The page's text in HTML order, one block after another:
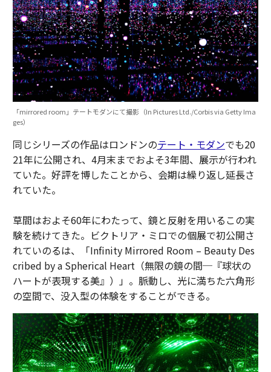
「mirrored room」テートモダンにて撮影（In Pictures Ltd./Corbis via Getty Ima
ges）
同じシリーズの作品はロンドンのテート・モダンでも20
21年に公開され、4月末までおよそ3年間、展示が行われ
ていた。好評を博したことから、会期は繰り返し延長さ
れていた。
草間はおよそ60年にわたって、鏡と反射を用いるこの実
験を続けてきた。ビクトリア・ミロでの個展で初公開さ
れていのるは、「Infinity Mirrored Room – Beauty Des
cribed by a Spherical Heart（無限の鏡の間─『球状の
ハートが表現する美』）」。脈動し、光に満ちた六角形
の空間で、没入型の体験をすることができる。